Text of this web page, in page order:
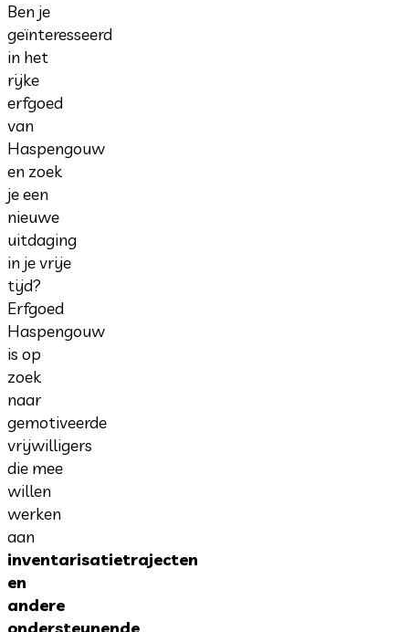
Ben je
geïnteresseerd
in het
rijke
erfgoed
van
Haspengouw
en zoek
je een
nieuwe
uitdaging
in je vrije
tijd?
Erfgoed
Haspengouw
is op
zoek
naar
gemotiveerde
vrijwilligers
die mee
willen
werken
aan
inventarisatietrajecten
en
andere